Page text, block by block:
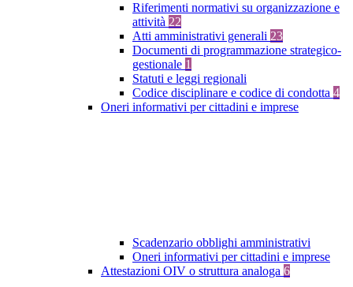
Riferimenti normativi su organizzazione e
attività 22
Atti amministrativi generali 23
Documenti di programmazione strategico-
gestionale 1
Statuti e leggi regionali
Codice disciplinare e codice di condotta 4
Oneri informativi per cittadini e imprese
Scadenzario obblighi amministrativi
Oneri informativi per cittadini e imprese
Attestazioni OIV o struttura analoga 6